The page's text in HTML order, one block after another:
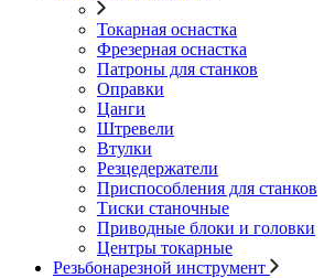
Токарная оснастка
Фрезерная оснастка
Патроны для станков
Оправки
Цанги
Штревели
Втулки
Резцедержатели
Приспособления для станков
Тиски станочные
Приводные блоки и головки
Центры токарные
Резьбонарезной инструмент